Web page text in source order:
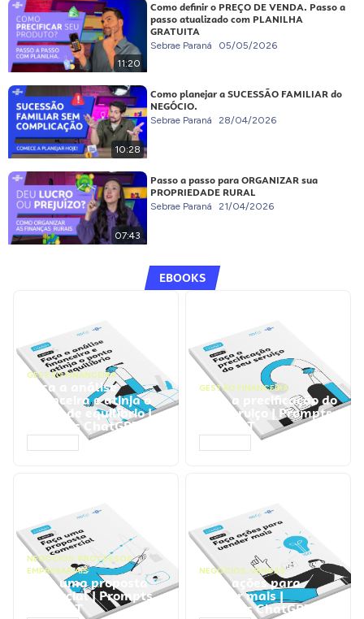
11:20
Como definir o PREÇO DE VENDA. Passo a
passo atualizado com PLANILHA
GRATUITA
Sebrae Paraná 05/05/2026
10:28
Como planejar a SUCESSÃO FAMILIAR do
NEGÓCIO.
Sebrae Paraná 28/04/2026
07:43
Passo a passo para ORGANIZAR sua
PROPRIEDADE RURAL
Sebrae Paraná 21/04/2026
EBOOKS
GESTÃO FINANCEIRA
Faça a análise
financeira e atinja o
ponto de equilíbrio |
Prompts ChatGPT
GESTÃO FINANCEIRA
Faça a precificação do
seu serviço | Prompts
ChatGPT
NEGÓCIOS, PROCESSOS
EMPRESARIAIS
Faça uma proposta
comercial | Prompts
ChatGPT
NEGÓCIOS, VENDAS
Faça ações para
vender mais |
Prompts ChatGPT